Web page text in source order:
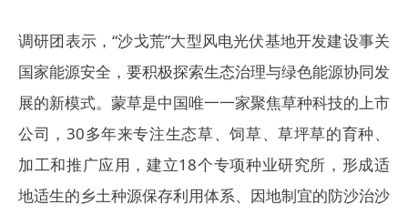
调研团表示，“沙戈荒”大型风电光伏基地开发建设事关
国家能源安全，要积极探索生态治理与绿色能源协同发
展的新模式。蒙草是中国唯一一家聚焦草种科技的上市
公司，30多年来专注生态草、饲草、草坪草的育种、
加工和推广应用，建立18个专项种业研究所，形成适
地适生的乡土种源保存利用体系、因地制宜的防沙治沙